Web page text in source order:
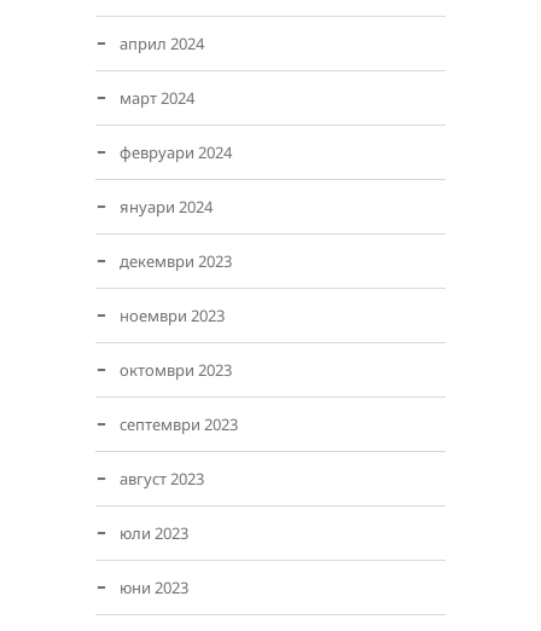
април 2024
март 2024
февруари 2024
януари 2024
декември 2023
ноември 2023
октомври 2023
септември 2023
август 2023
юли 2023
юни 2023